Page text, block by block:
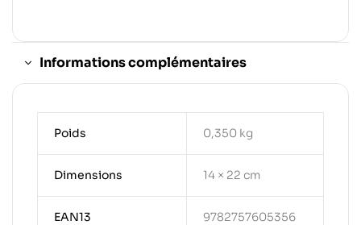
Informations complémentaires
Poids 0,350 kg
Dimensions 14 × 22 cm
EAN13 9782757605356